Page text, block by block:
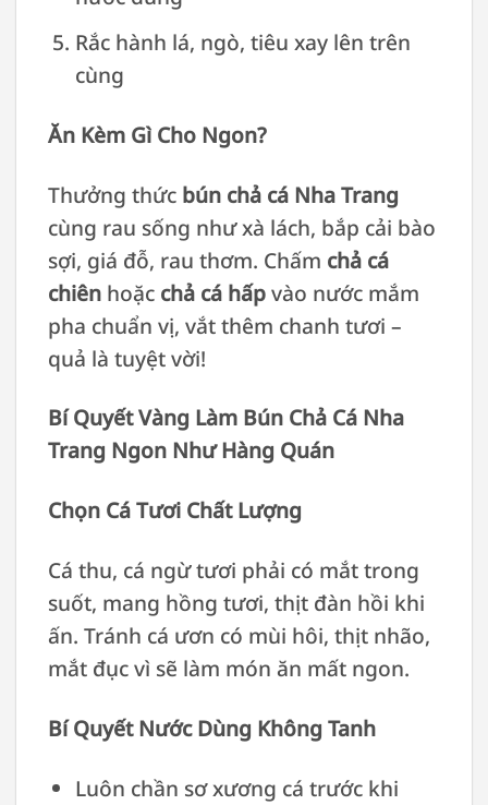
Rắc hành lá, ngò, tiêu xay lên trên
cùng
Ăn Kèm Gì Cho Ngon?
Thưởng thức bún chả cá Nha Trang
cùng rau sống như xà lách, bắp cải bào
sợi, giá đỗ, rau thơm. Chấm chả cá
chiênhoặc chả cá hấpvào nước mắm
pha chuẩn vị, vắt thêm chanh tươi –
quả là tuyệt vời!
Bí Quyết Vàng Làm Bún Chả Cá Nha
Trang Ngon Như Hàng Quán
Chọn Cá Tươi Chất Lượng
Cá thu, cá ngừ tươi phải có mắt trong
suốt, mang hồng tươi, thịt đàn hồi khi
ấn. Tránh cá ươn có mùi hôi, thịt nhão,
mắt đục vì sẽ làm món ăn mất ngon.
Bí Quyết Nước Dùng Không Tanh
Luôn chần sơ xương cá trước khi